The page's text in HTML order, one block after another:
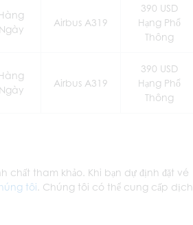
Ngày
Airbus A319
390 USD
Hạng Phổ
Thông
Ngày
Airbus A319
390 USD
Hạng Phổ
Thông
chất tham khảo. Khi bạn dự định đặt vé
tôi . Chúng tôi có thể cung cấp dịch